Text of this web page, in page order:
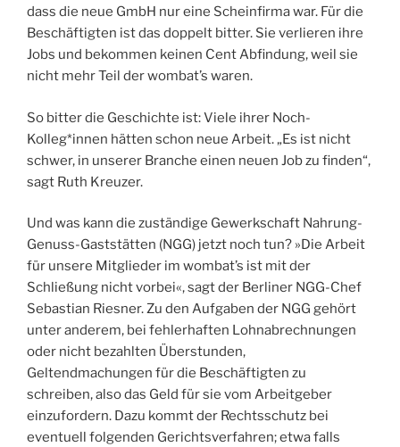
dass die neue GmbH nur eine Scheinfirma war. Für die
Beschäftigten ist das doppelt bitter. Sie verlieren ihre
Jobs und bekommen keinen Cent Abfindung, weil sie
nicht mehr Teil der wombat’s waren.
So bitter die Geschichte ist: Viele ihrer Noch-
Kolleg*innen hätten schon neue Arbeit. „Es ist nicht
schwer, in unserer Branche einen neuen Job zu finden“,
sagt Ruth Kreuzer.
Und was kann die zuständige Gewerkschaft Nahrung-
Genuss-Gaststätten (NGG) jetzt noch tun? »Die Arbeit
für unsere Mitglieder im wombat’s ist mit der
Schließung nicht vorbei«, sagt der Berliner NGG-Chef
Sebastian Riesner. Zu den Aufgaben der NGG gehört
unter anderem, bei fehlerhaften Lohnabrechnungen
oder nicht bezahlten Überstunden,
Geltendmachungen für die Beschäftigten zu
schreiben, also das Geld für sie vom Arbeitgeber
einzufordern. Dazu kommt der Rechtsschutz bei
eventuell folgenden Gerichtsverfahren; etwa falls